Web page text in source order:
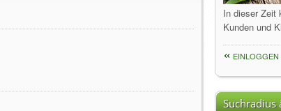
In dieser Zeit
Kunden und
EINLOGGEN
Suchradius